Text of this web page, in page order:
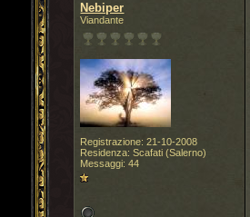
Nebiper
Viandante
Registrazione: 21-10-2008
Residenza: Scafati (Salerno)
Messaggi: 44